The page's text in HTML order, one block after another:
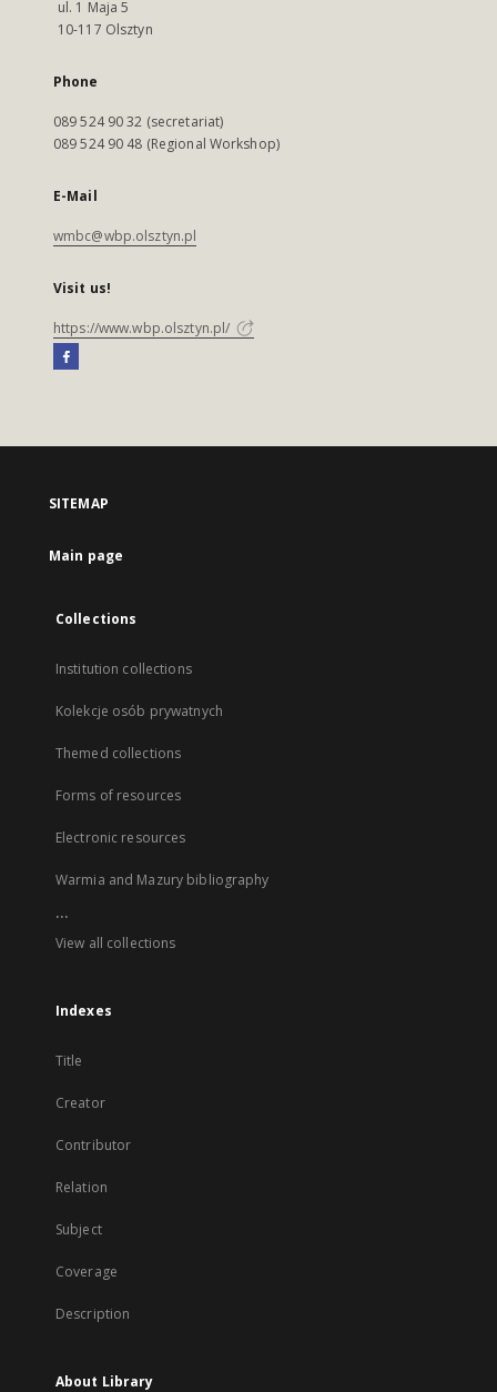
ul. 1 Maja 5
10-117 Olsztyn
Phone
089 524 90 32 (secretariat)
089 524 90 48 (Regional Workshop)
E-Mail
wmbc@wbp.olsztyn.pl
Visit us!
https://www.wbp.olsztyn.pl/
SITEMAP
Main page
Collections
Institution collections
Kolekcje osób prywatnych
Themed collections
Forms of resources
Electronic resources
Warmia and Mazury bibliography
...
View all collections
Indexes
Title
Creator
Contributor
Relation
Subject
Coverage
Description
About Library